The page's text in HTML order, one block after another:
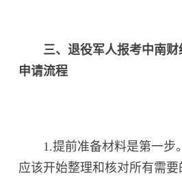
三、退役军人报考中南财
申请流程
1.提前准备材料是第一步
应该开始整理和核对所有需